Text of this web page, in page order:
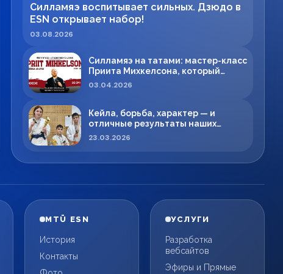
Силламяэ воспитывает сильных. Дзюдо в
ESN открывает набор!
03.08.2026
Силламяэ на татами: мастер-класс
Приита Михкелсона, который
меняет правила игры в регионе
03.04.2026
Кейла, борьба, характер — и
отличные результаты наших
спортсменов!
23.03.2026
MTÜ ESN
История
Контакты
УСЛУГИ
Разработка
вебсайтов
Эфиры и Прямые